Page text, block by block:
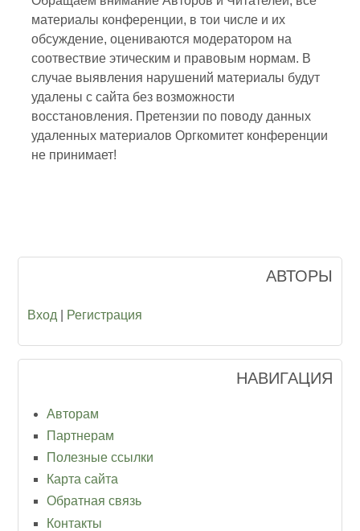
материалы конференции, в тои числе и их
обсуждение, оцениваются модератором на
соотвествие этическим и правовым нормам. В
случае выявления нарушений материалы будут
удалены с сайта без возможности
восстановления. Претензии по поводу данных
удаленных материалов Оргкомитет конференции
не принимает!
АВТОРЫ
Вход Регистрация
НАВИГАЦИЯ
Авторам
Партнерам
Полезные ссылки
Карта сайта
Обратная связь
Контакты